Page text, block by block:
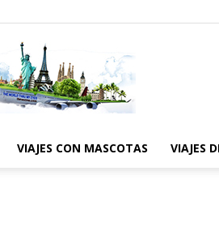
VIAJES CON MASCOTAS VIAJES